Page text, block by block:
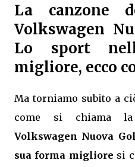
La canzone
Volkswagen
Lo sport
migliore, ecco
Ma torniamo subito a
come si chiama
Volkswagen Nuova
sua forma migliore si